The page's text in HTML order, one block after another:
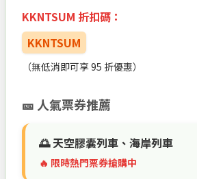
KKNTSUM 折扣碼：
KKNTSUM
（無低消即可享 95 折優惠）
🎫 人氣票券推薦
🌅 天空膠囊列車、海岸列車
🔥 限時熱門票券搶購中